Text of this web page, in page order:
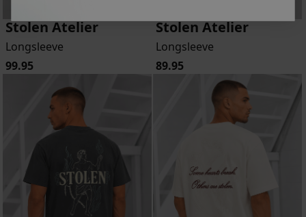
Stolen Atelier
Longsleeve
99.95
Stolen Atelier
Longsleeve
89.95